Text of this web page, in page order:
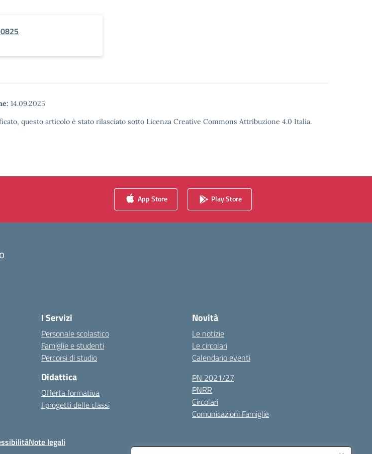
14.09.2025
questo articolo è stato rilasciato sotto Licenza Creative Commons Attribuzione 4.0 Italia.
App Store Play Store
I Servizi
Personale scolastico
Famiglie e studenti
Percorsi di studio
Didattica
Offerta formativa
I progetti delle classi
Novità
Le notizie
Le circolari
Calendario eventi
PN 2021/27
PNRR
Circolari
Comunicazioni Famiglie
Note legali